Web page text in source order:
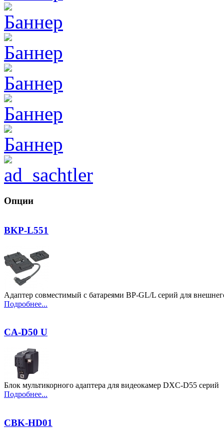
Опции
BKP-L551
Адаптер совместимый с батареями BP-GL/L серий для
Подробнее...
CA-D50 U
Блок мультикорного адаптера для видеокамер DXC-D55 серий
Подробнее...
CBK-HD01